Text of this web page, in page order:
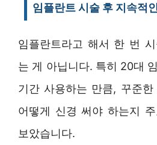
임플란트 시술 후 지속적
임플란트라고 해서 한 번
는 게 아닙니다. 특히 20대
기간 사용하는 만큼, 꾸준
어떻게 신경 써야 하는지
보았습니다.